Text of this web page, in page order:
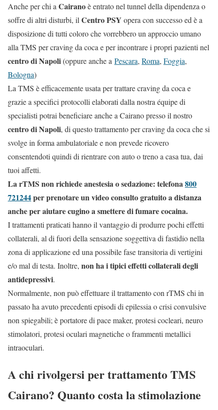
Anche per chi aCairanoè entrato nel tunnel della dipendenza o
soffre di altri disturbi, ilCentro PSY opera con successo ed è a
disposizione di tutti coloro che vorrebbero un approccio umano
alla TMS per craving da coca e per incontrare i propri pazienti nel
centro di Napoli(oppure anche a Pescara, Roma, Foggia,
Bologna)
La TMS è efficacemente usata per trattare craving da coca e
grazie a specifici protocolli elaborati dalla nostra équipe di
specialisti potrai beneficiare anche a Cairano presso il nostro
centro di Napoli, di questo trattamento per craving da coca che si
svolge in forma ambulatoriale e non prevede ricovero
consentendoti quindi di rientrare con auto o treno a casa tua, dai
tuoi affetti.
La rTMS non richiede anestesia o sedazione: telefona800
721244per prenotare un video consulto gratuito a distanza
anche per aiutare cugino a smettere di fumare cocaina.
I trattamenti praticati hanno il vantaggio di produrre pochi effetti
collaterali, al di fuori della sensazione soggettiva di fastidio nella
zona di applicazione ed una possibile fase transitoria di vertigini
e/o mal di testa. Inoltre, non ha i tipici effetti collaterali degli
antidepressivi.
Normalmente, non può effettuare il trattamento con rTMS chi in
passato ha avuto precedenti episodi di epilessia o crisi convulsive
non spiegabili; è portatore di pace maker, protesi cocleari, neuro
stimolatori, protesi oculari magnetiche o frammenti metallici
intraoculari.
A chi rivolgersi per trattamento TMS
Cairano? Quanto costa la stimolazione